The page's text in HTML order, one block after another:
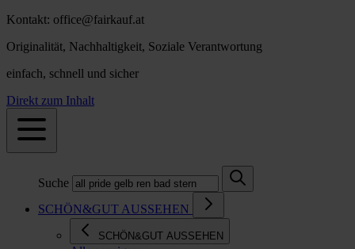
Kontakt: office@fairkauf.at
Originalität, Nachhaltigkeit, Soziale Verantwortung
einfach, schnell und sicher
Direkt zum Inhalt
Suche
SCHÖN&GUT AUSSEHEN
SCHÖN&GUT AUSSEHEN